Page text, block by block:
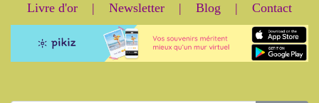
Livre d'or | Newsletter | Blog | Contact